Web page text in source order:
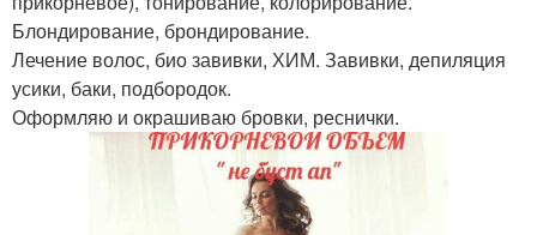
Блондирование, брондирование.
Лечение волос, био завивки, ХИМ. Завивки, депиляция
усики, баки, подбородок.
Оформляю и окрашиваю бровки, реснички.